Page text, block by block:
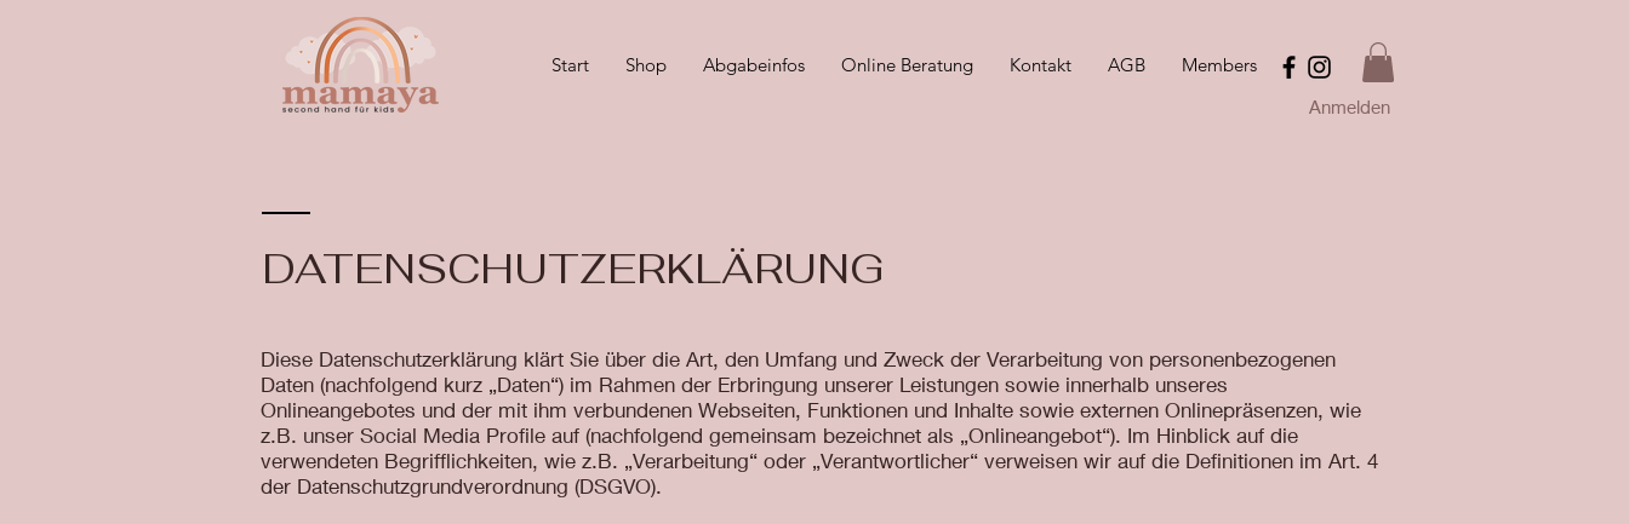
Start Shop Abgabeinfos Online Beratung Kontakt AGB Members
Anmelden
DATENSCHUTZERKLÄRUNG
Diese Datenschutzerklärung klärt Sie über die Art, den Umfang und Zweck der Verarbeitung von personenbezogenen
Daten (nachfolgend kurz „Daten“) im Rahmen der Erbringung unserer Leistungen sowie innerhalb unseres
Onlineangebotes und der mit ihm verbundenen Webseiten, Funktionen und Inhalte sowie externen Onlinepräsenzen, wie
z.B. unser Social Media Profile auf (nachfolgend gemeinsam bezeichnet als „Onlineangebot“). Im Hinblick auf die
verwendeten Begrifflichkeiten, wie z.B. „Verarbeitung“ oder „Verantwortlicher“ verweisen wir auf die Definitionen im Art. 4
der Datenschutzgrundverordnung (DSGVO).